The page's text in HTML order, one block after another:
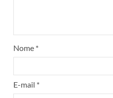
Nome *
E-mail *